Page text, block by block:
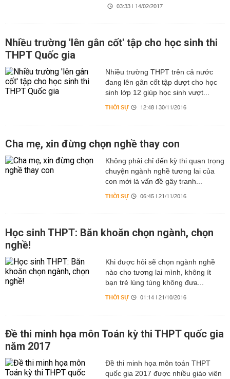
03:33 | 14/02/2017
Nhiều trường 'lên gân cốt' tập cho học sinh thi
THPT Quốc gia
Nhiều trường THPT trên cả nước
đang lên gân cốt tập dượt cho học
sinh lớp 12 giúp học sinh vượt...
THỜI SỰ 12:48 | 30/11/2016
Cha mẹ, xin đừng chọn nghề thay con
Không phải chỉ đến kỳ thi quan trọng
chuyện ngành nghề tương lai của
con mới là vấn đề gây tranh...
THỜI SỰ 06:45 | 21/11/2016
Học sinh THPT: Băn khoăn chọn ngành, chọn
nghề!
Khi được hỏi sẽ chọn ngành nghề
nào cho tương lai mình, không ít
bạn trẻ lúng túng không đưa...
THỜI SỰ 01:14 | 21/10/2016
Đề thi minh họa môn Toán kỳ thi THPT quốc gia
năm 2017
Đề thi minh họa môn toán THPT
quốc gia 2017 được nhiều giáo viên